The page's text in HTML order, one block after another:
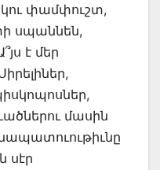
փամփուշտ,
սպաննեն,
է մեր
մասին
սէր